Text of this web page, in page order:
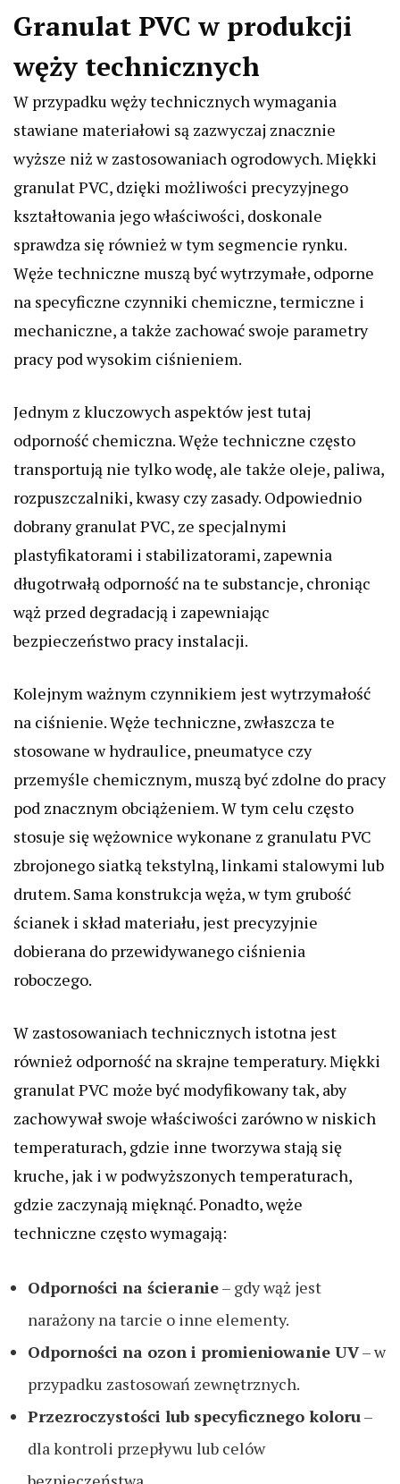
Granulat PVC w produkcji
węży technicznych
W przypadku węży technicznych wymagania
stawiane materiałowi są zazwyczaj znacznie
wyższe niż w zastosowaniach ogrodowych. Miękki
granulat PVC, dzięki możliwości precyzyjnego
kształtowania jego właściwości, doskonale
sprawdza się również w tym segmencie rynku.
Węże techniczne muszą być wytrzymałe, odporne
na specyficzne czynniki chemiczne, termiczne i
mechaniczne, a także zachować swoje parametry
pracy pod wysokim ciśnieniem.
Jednym z kluczowych aspektów jest tutaj
odporność chemiczna. Węże techniczne często
transportują nie tylko wodę, ale także oleje, paliwa,
rozpuszczalniki, kwasy czy zasady. Odpowiednio
dobrany granulat PVC, ze specjalnymi
plastyfikatorami i stabilizatorami, zapewnia
długotrwałą odporność na te substancje, chroniąc
wąż przed degradacją i zapewniając
bezpieczeństwo pracy instalacji.
Kolejnym ważnym czynnikiem jest wytrzymałość
na ciśnienie. Węże techniczne, zwłaszcza te
stosowane w hydraulice, pneumatyce czy
przemyśle chemicznym, muszą być zdolne do pracy
pod znacznym obciążeniem. W tym celu często
stosuje się wężownice wykonane z granulatu PVC
zbrojonego siatką tekstylną, linkami stalowymi lub
drutem. Sama konstrukcja węża, w tym grubość
ścianek i skład materiału, jest precyzyjnie
dobierana do przewidywanego ciśnienia
roboczego.
W zastosowaniach technicznych istotna jest
również odporność na skrajne temperatury. Miękki
granulat PVC może być modyfikowany tak, aby
zachowywał swoje właściwości zarówno w niskich
temperaturach, gdzie inne tworzywa stają się
kruche, jak i w podwyższonych temperaturach,
gdzie zaczynają mięknąć. Ponadto, węże
techniczne często wymagają:
Odporności na ścieranie– gdy wąż jest
narażony na tarcie o inne elementy.
Odporności na ozon i promieniowanie UV– w
przypadku zastosowań zewnętrznych.
Przezroczystości lub specyficznego koloru–
dla kontroli przepływu lub celów